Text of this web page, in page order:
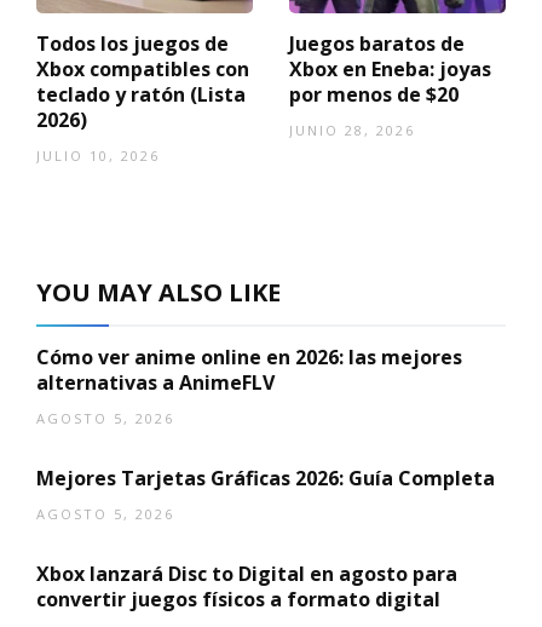
Todos los juegos de
Xbox compatibles con
teclado y ratón (Lista
2026)
JULIO 10, 2026
Juegos baratos de
Xbox en Eneba: joyas
por menos de $20
JUNIO 28, 2026
YOU MAY ALSO LIKE
Cómo ver anime online en 2026: las mejores
alternativas a AnimeFLV
AGOSTO 5, 2026
Mejores Tarjetas Gráficas 2026: Guía Completa
AGOSTO 5, 2026
Xbox lanzará Disc to Digital en agosto para
convertir juegos físicos a formato digital